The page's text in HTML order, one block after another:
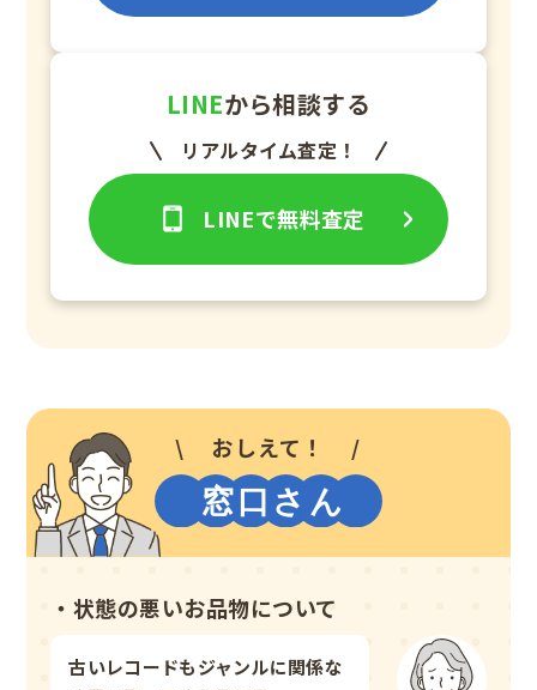
LINEから相談する
リアルタイム査定！
LINEで無料査定
おしえて！
・状態の悪いお品物について
古いレコードもジャンルに関係な